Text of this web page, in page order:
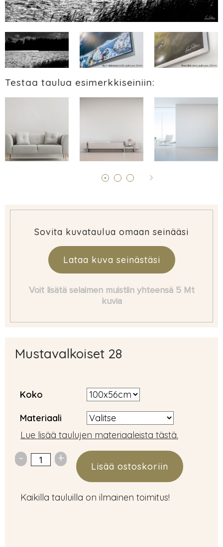
Testaa taulua esimerkkiseiniin:
Sovita kuvataulua omaan seinääsi
Lataa kuva seinästäsi
Voit lisätä selaimen muistiin yhteensä 5 Mt
kuvia
Mustavalkoiset 28
Koko
Materiaali
Lue lisää taulujen materiaaleista tästä.
Lisää ostoskoriin
Kaikilla tauluilla on ilmainen toimitus!